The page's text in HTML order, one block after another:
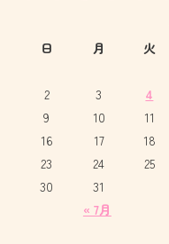
日
月 火
« 7月
2
3 4
9
10 11
16
17 18
23
24 25
30
31